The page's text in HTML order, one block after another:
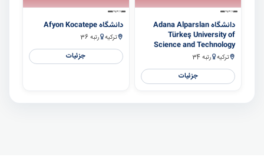
سایر
دانشگاه Adana Alparslan
Türkeş University of
Science and Technology
ترکیه رتبه 34
جزئیات
سایر
دانشگاه Afyon Kocatepe
ترکیه رتبه 36
جزئیات